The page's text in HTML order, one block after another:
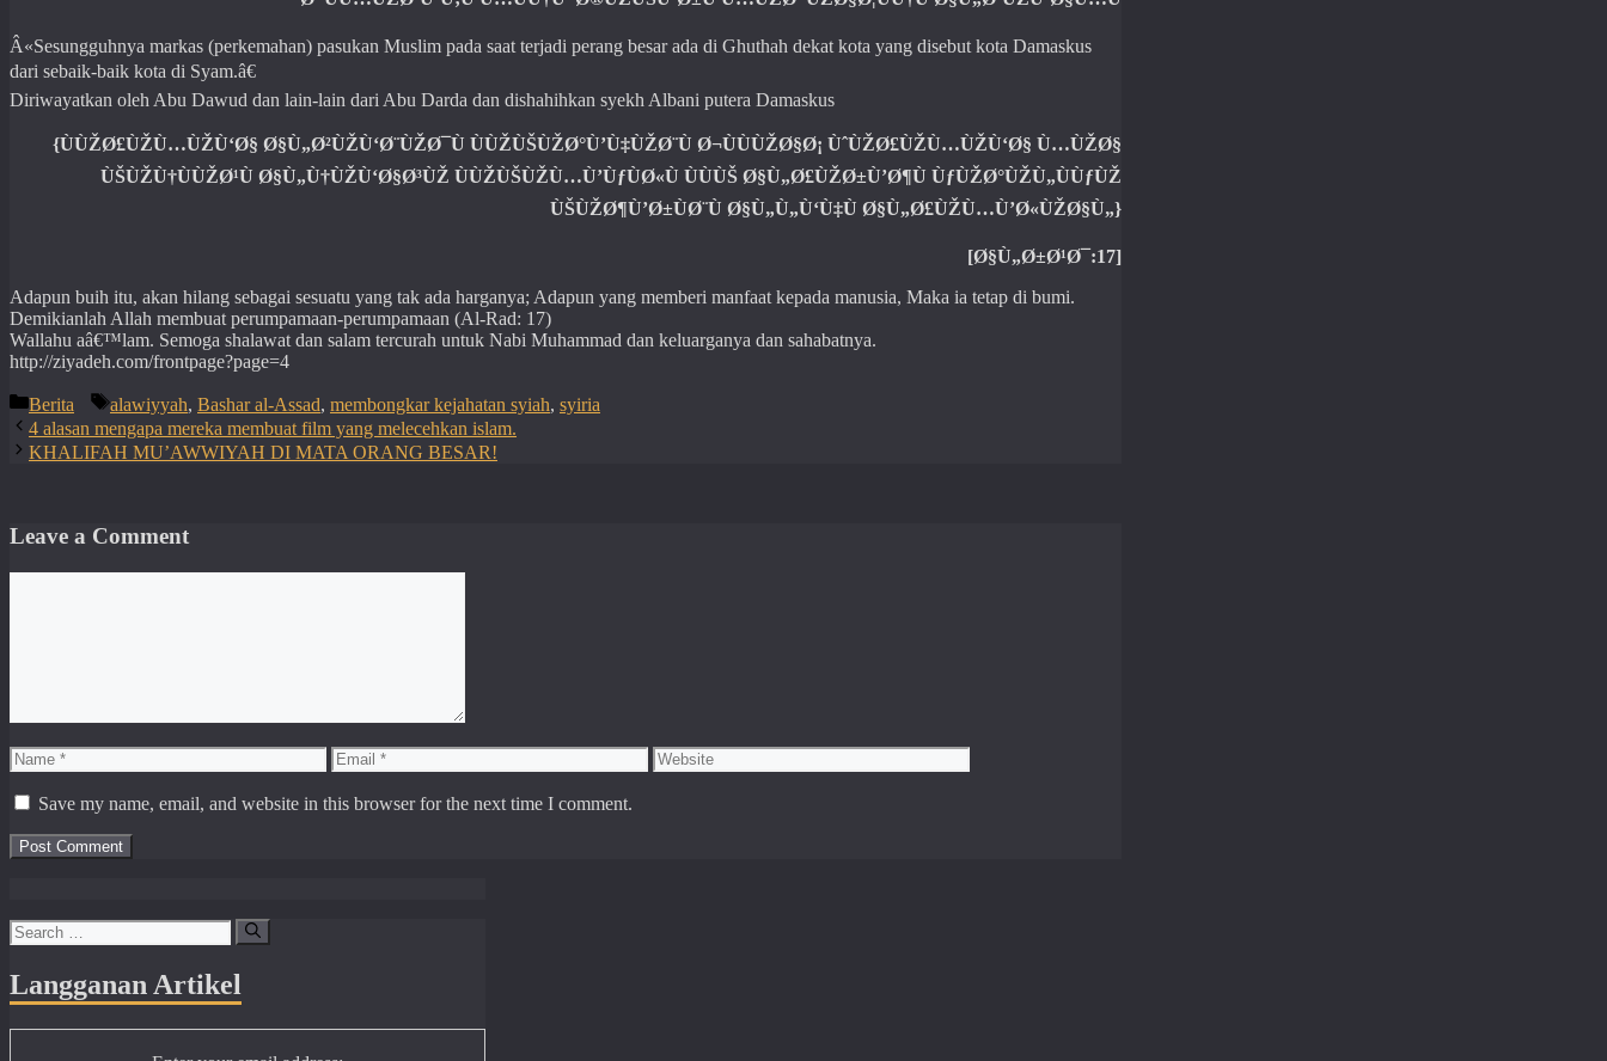
Â«Sesungguhnya markas (perkemahan) pasukan Muslim pada saat terjadi perang besar ada di Ghuthah dekat kota yang disebut kota Damaskus
dari sebaik-baik kota di Syam.â€
Diriwayatkan oleh Abu Dawud dan lain-lain dari Abu Darda dan dishahihkan syekh Albani putera Damaskus
{ÙÙŽØ£ÙŽÙ…ÙŽÙ‘Ø§ Ø§Ù„Ø²ÙŽÙ‘Ø¨ÙŽØ¯Ù ÙÙŽÙŠÙŽØ°Ù’Ù‡ÙŽØ¨Ù Ø¬ÙÙÙŽØ§Ø¡ ÙˆÙŽØ£ÙŽÙ…ÙŽÙ‘Ø§ Ù…ÙŽØ§
ÙŠÙŽÙ†ÙÙŽØ¹Ù Ø§Ù„Ù†ÙŽÙ‘Ø§Ø³ÙŽ ÙÙŽÙŠÙŽÙ…Ù’ÙƒÙØ«Ù ÙÙÙŠ Ø§Ù„Ø£ÙŽØ±Ù’Ø¶Ù ÙƒÙŽØ°ÙŽÙ„ÙÙƒÙŽ
ÙŠÙŽØ¶Ù’Ø±ÙØ¨Ù Ø§Ù„Ù„Ù‘Ù‡Ù Ø§Ù„Ø£ÙŽÙ…Ù’Ø«ÙŽØ§Ù„}
[Ø§Ù„Ø±Ø¹Ø¯:17]
Adapun buih itu, akan hilang sebagai sesuatu yang tak ada harganya; Adapun yang memberi manfaat kepada manusia, Maka ia tetap di bumi.
Demikianlah Allah membuat perumpamaan-perumpamaan (Al-Rad: 17)
Wallahu aâ€™lam. Semoga shalawat dan salam tercurah untuk Nabi Muhammad dan keluarganya dan sahabatnya.
http://ziyadeh.com/frontpage?page=4
Categories
Berita Tags
alawiyyah, Bashar al-Assad, membongkar kejahatan syiah, syiria
4 alasan mengapa mereka membuat film yang melecehkan islam.
KHALIFAH MU’AWWIYAH DI MATA ORANG BESAR!
Leave a Comment
Name Email Website
Save my name, email, and website in this browser for the next time I comment.
Search
for:
Langganan Artikel